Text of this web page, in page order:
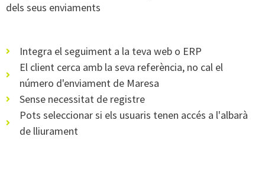
dels seus enviaments
Integra el seguiment a la teva web o ERP
El client cerca amb la seva referència, no cal el
número d'enviament de Maresa
Sense necessitat de registre
Pots seleccionar si els usuaris tenen accés a l'albarà
de lliurament